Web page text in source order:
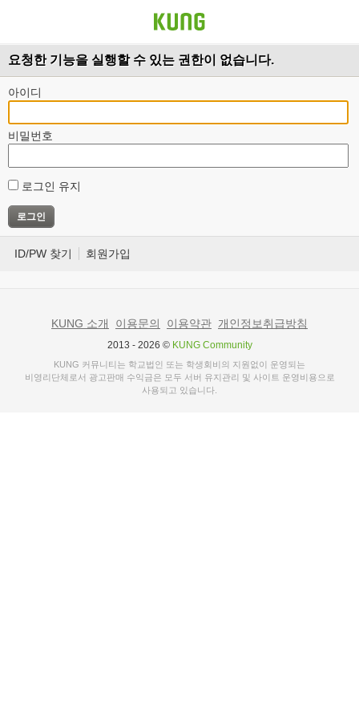
요청한 기능을 실행할 수 있는 권한이 없습니다.
아이디
비밀번호
로그인 유지
ID/PW 찾기 회원가입
KUNG 소개 이용문의 이용약관 개인정보취급방침
2013 - 2026 © KUNG Community
KUNG 커뮤니티는 학교법인 또는 학생회비의 지원없이 운영되는
비영리단체로서 광고판매 수익금은 모두 서버 유지관리 및 사이트 운영비용으로
사용되고 있습니다.